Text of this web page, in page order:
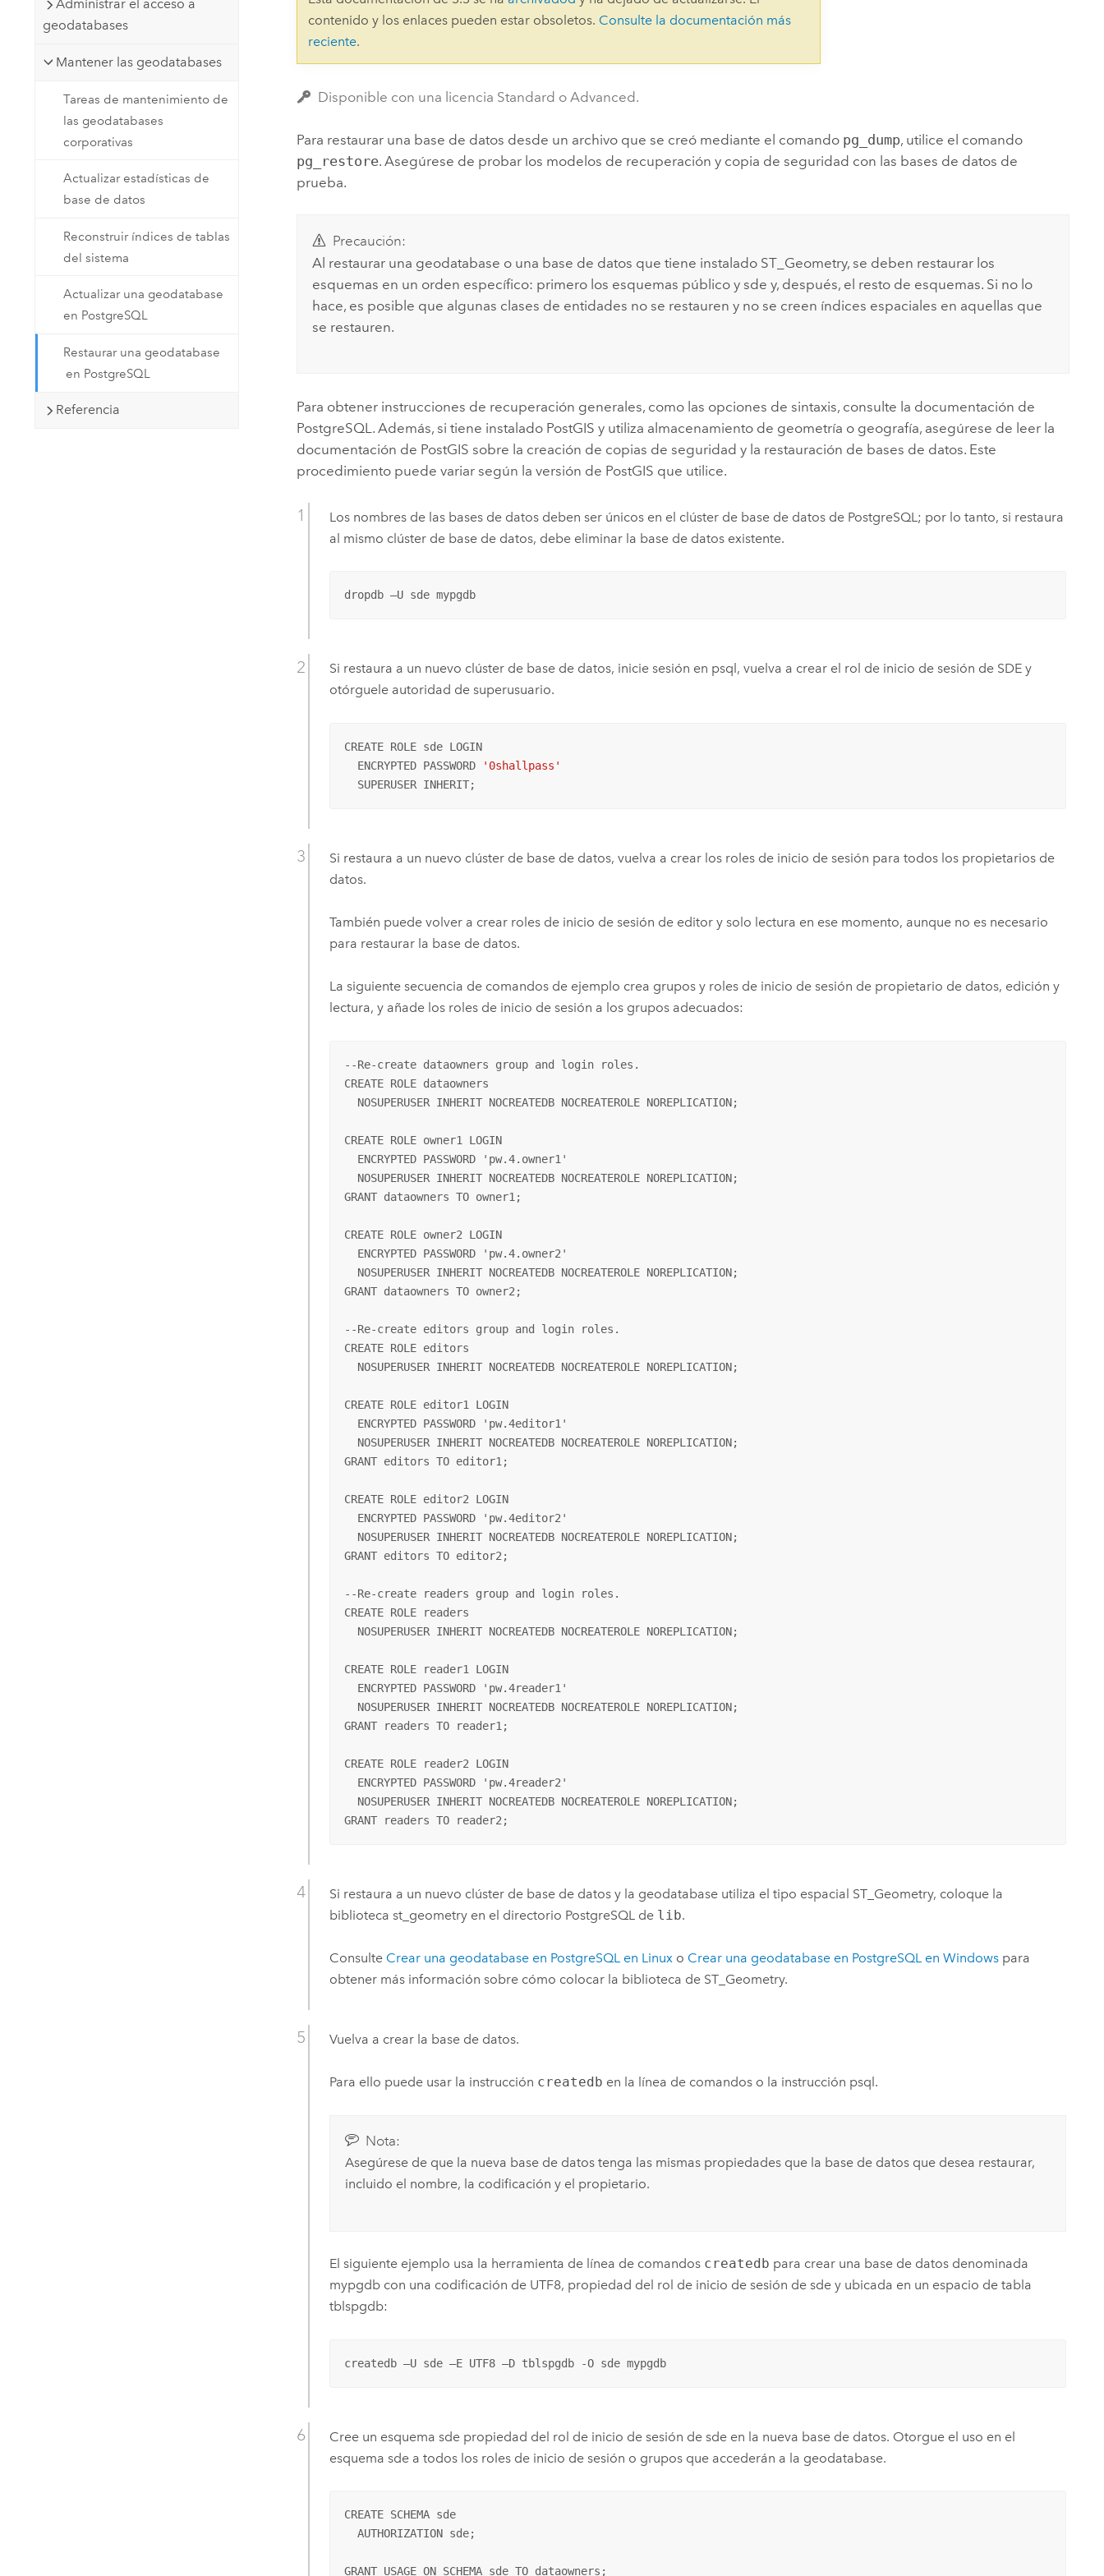
Tecnología para desarrolladores
representación cartográfica y
Todos los productos
Explorar la gestión de infraestructuras
Administrar el acceso a
geodatabases
Mantener las geodatabases
Tareas de mantenimiento de
las geodatabases
corporativas
Actualizar estadísticas de
base de datos
Reconstruir índices de tablas
del sistema
Actualizar una geodatabase
en PostgreSQL
Restaurar una geodatabase
en PostgreSQL
Referencia
contenido y los enlaces pueden estar obsoletos. Consulte la documentación más
reciente.
Disponible con una licencia Standard o Advanced.
Para restaurar una base de datos desde un archivo que se creó mediante el comando pg_dump, utilice el comando
pg_restore. Asegúrese de probar los modelos de recuperación y copia de seguridad con las bases de datos de
prueba.
Precaución:
Al restaurar una geodatabase o una base de datos que tiene instalado ST_Geometry, se deben restaurar los
esquemas en un orden específico: primero los esquemas público y sde y, después, el resto de esquemas. Si no lo
hace, es posible que algunas clases de entidades no se restauren y no se creen índices espaciales en aquellas que
se restauren.
Para obtener instrucciones de recuperación generales, como las opciones de sintaxis, consulte la documentación de
PostgreSQL . Además, si tiene instalado PostGIS y utiliza almacenamiento de geometría o geografía, asegúrese de leer la
documentación de PostGIS sobre la creación de copias de seguridad y la restauración de bases de datos. Este
procedimiento puede variar según la versión de PostGIS que utilice.
Los nombres de las bases de datos deben ser únicos en el clúster de base de datos de PostgreSQL; por lo tanto, si restaura
al mismo clúster de base de datos, debe eliminar la base de datos existente.
dropdb –U sde mypgdb
Si restaura a un nuevo clúster de base de datos, inicie sesión en psql, vuelva a crear el rol de inicio de sesión de SDE y
otórguele autoridad de superusuario.
CREATE ROLE sde LOGIN
  ENCRYPTED PASSWORD
'0shallpass'
  SUPERUSER INHERIT;
Si restaura a un nuevo clúster de base de datos, vuelva a crear los roles de inicio de sesión para todos los propietarios de
datos.
También puede volver a crear roles de inicio de sesión de editor y solo lectura en ese momento, aunque no es necesario
para restaurar la base de datos.
La siguiente secuencia de comandos de ejemplo crea grupos y roles de inicio de sesión de propietario de datos, edición y
lectura, y añade los roles de inicio de sesión a los grupos adecuados:
--Re-create dataowners group and login roles.
CREATE ROLE dataowners
  NOSUPERUSER INHERIT NOCREATEDB NOCREATEROLE NOREPLICATION;
CREATE ROLE owner1 LOGIN
  ENCRYPTED PASSWORD 'pw.4.owner1'
  NOSUPERUSER INHERIT NOCREATEDB NOCREATEROLE NOREPLICATION;
GRANT dataowners TO owner1;
CREATE ROLE owner2 LOGIN
  ENCRYPTED PASSWORD 'pw.4.owner2'
  NOSUPERUSER INHERIT NOCREATEDB NOCREATEROLE NOREPLICATION;
GRANT dataowners TO owner2;
--Re-create editors group and login roles.
CREATE ROLE editors
  NOSUPERUSER INHERIT NOCREATEDB NOCREATEROLE NOREPLICATION;
CREATE ROLE editor1 LOGIN
  ENCRYPTED PASSWORD 'pw.4editor1'
  NOSUPERUSER INHERIT NOCREATEDB NOCREATEROLE NOREPLICATION;
GRANT editors TO editor1;
CREATE ROLE editor2 LOGIN
  ENCRYPTED PASSWORD 'pw.4editor2'
  NOSUPERUSER INHERIT NOCREATEDB NOCREATEROLE NOREPLICATION;
GRANT editors TO editor2;
--Re-create readers group and login roles.
CREATE ROLE readers
  NOSUPERUSER INHERIT NOCREATEDB NOCREATEROLE NOREPLICATION;
CREATE ROLE reader1 LOGIN
  ENCRYPTED PASSWORD 'pw.4reader1'
  NOSUPERUSER INHERIT NOCREATEDB NOCREATEROLE NOREPLICATION;
GRANT readers TO reader1;
CREATE ROLE reader2 LOGIN
  ENCRYPTED PASSWORD 'pw.4reader2'
  NOSUPERUSER INHERIT NOCREATEDB NOCREATEROLE NOREPLICATION;
GRANT readers TO reader2;
Si restaura a un nuevo clúster de base de datos y la geodatabase utiliza el tipo espacial ST_Geometry, coloque la
biblioteca st_geometry en el directorio PostgreSQL de lib.
Consulte Crear una geodatabase en PostgreSQL en Linux o Crear una geodatabase en PostgreSQL enWindows para
obtener más información sobre cómo colocar la biblioteca de ST_Geometry.
Vuelva a crear la base de datos.
Para ello puede usar la instrucción createdb en la línea de comandos o la instrucción psql.
Nota:
Asegúrese de que la nueva base de datos tenga las mismas propiedades que la base de datos que desea restaurar,
incluido el nombre, la codificación y el propietario.
El siguiente ejemplo usa la herramienta de línea de comandos createdb para crear una base de datos denominada
mypgdb con una codificación de UTF8, propiedad del rol de inicio de sesión de sde y ubicada en un espacio de tabla
tblspgdb:
createdb –U sde –E UTF8 –D tblspgdb -O sde mypgdb
Cree un esquema sde propiedad del rol de inicio de sesión de sde en la nueva base de datos. Otorgue el uso en el
esquema sde a todos los roles de inicio de sesión o grupos que accederán a la geodatabase.
CREATE SCHEMA sde
  AUTHORIZATION sde;
GRANT USAGE ON SCHEMA sde TO dataowners;